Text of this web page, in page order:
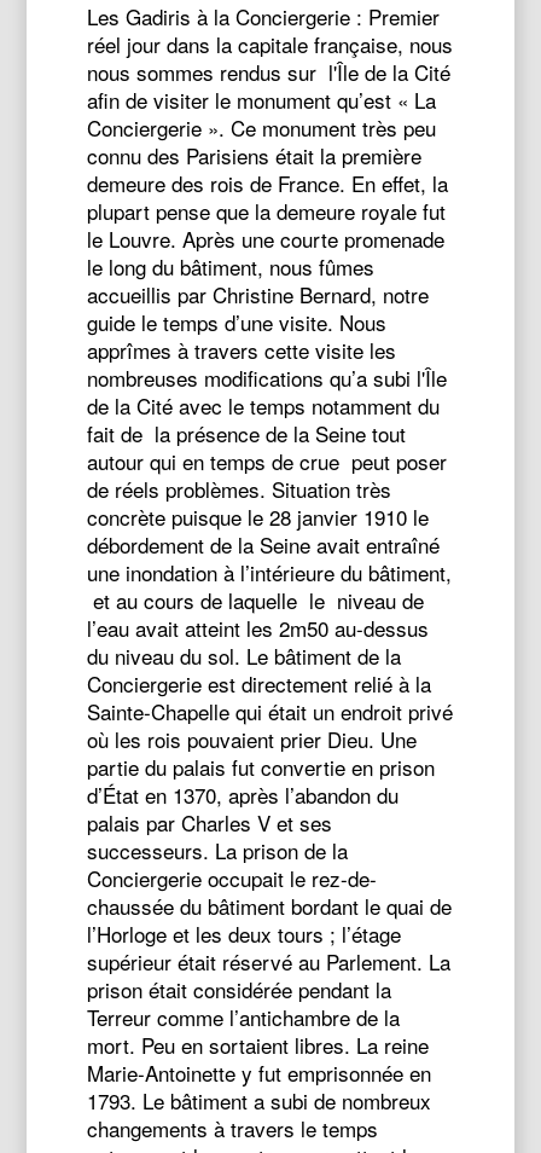
Les Gadiris à la Conciergerie : Premier
réel jour dans la capitale française, nous
nous sommes rendus sur l'Île de la Cité
afin de visiter le monument qu’est « La
Conciergerie ». Ce monument très peu
connu des Parisiens était la première
demeure des rois de France. En effet, la
plupart pense que la demeure royale fut
le Louvre. Après une courte promenade
le long du bâtiment, nous fûmes
accueillis par Christine Bernard, notre
guide le temps d’une visite. Nous
apprîmes à travers cette visite les
nombreuses modifications qu’a subi l'Île
de la Cité avec le temps notamment du
fait de la présence de la Seine tout
autour qui en temps de crue peut poser
de réels problèmes. Situation très
concrète puisque le 28 janvier 1910 le
débordement de la Seine avait entraîné
une inondation à l’intérieure du bâtiment,
et au cours de laquelle le niveau de
l’eau avait atteint les 2m50 au-dessus
du niveau du sol. Le bâtiment de la
Conciergerie est directement relié à la
Sainte-Chapelle qui était un endroit privé
où les rois pouvaient prier Dieu. Une
partie du palais fut convertie en prison
d’État en 1370, après l’abandon du
palais par Charles V et ses
successeurs. La prison de la
Conciergerie occupait le rez-de-
chaussée du bâtiment bordant le quai de
l’Horloge et les deux tours ; l’étage
supérieur était réservé au Parlement. La
prison était considérée pendant la
Terreur comme l’antichambre de la
mort. Peu en sortaient libres. La reine
Marie-Antoinette y fut emprisonnée en
1793. Le bâtiment a subi de nombreux
changements à travers le temps